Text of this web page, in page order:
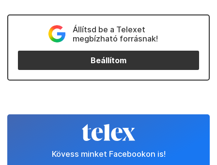
Állítsd be a Telexet
megbízható forrásnak!
Beállítom
Kövess minket Facebookon is!